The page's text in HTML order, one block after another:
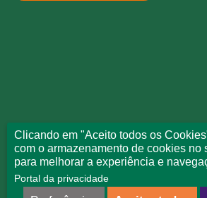
Clicando em "Aceito todos os
com o armazenamento de cookies no
para melhorar a experiência e
Portal da privacidade